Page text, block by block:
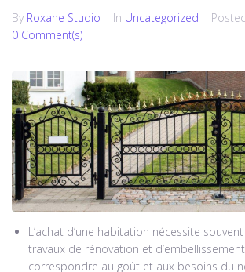
By Roxane Studio In Uncategorized
0 Comment(s)
L’achat d’une habitation nécessite
travaux de rénovation et
correspondre au goût et aux besoins du